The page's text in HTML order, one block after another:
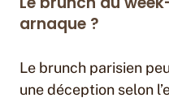
arnaque ?
Le brunch parisien
une déception selon